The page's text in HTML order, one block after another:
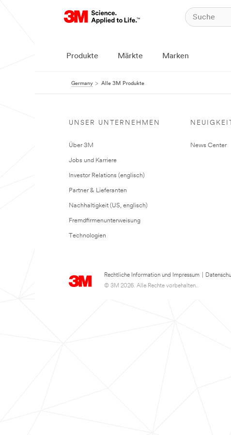
Produkte Märkte Marken
Germany Alle 3M Produkte
UNSER UNTERNEHMEN
Über 3M
Jobs und Karriere
Investor Relations (englisch)
Partner & Lieferanten
Nachhaltigkeit (US, englisch)
Fremdfirmenunterweisung
Technologien
News Center
Rechtliche Information und Impressum
© 3M 2026. Alle Rechte vorbehalten..